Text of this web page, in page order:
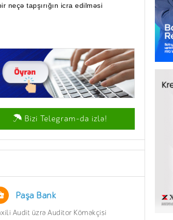
neçə tapşırığın icra edilməsi
Bizi Telegram-da izlə!
Paşa Bank
Audit üzrə Auditor Köməkçisi